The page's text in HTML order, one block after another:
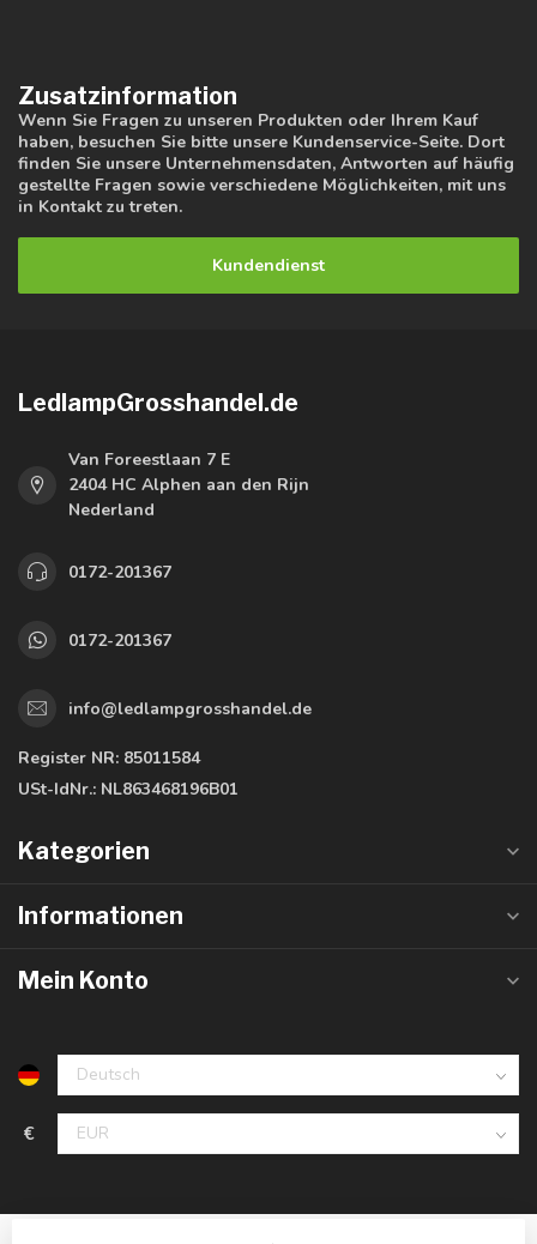
Zusatzinformation
Wenn Sie Fragen zu unseren Produkten oder Ihrem Kauf
haben, besuchen Sie bitte unsere Kundenservice-Seite. Dort
finden Sie unsere Unternehmensdaten, Antworten auf häufig
gestellte Fragen sowie verschiedene Möglichkeiten, mit uns
in Kontakt zu treten.
Kundendienst
LedlampGrosshandel.de
Van Foreestlaan 7 E
2404 HC Alphen aan den Rijn
Nederland
0172-201367
0172-201367
info@ledlampgrosshandel.de
Register NR: 85011584
USt-IdNr.: NL863468196B01
Kategorien
Informationen
Mein Konto
€